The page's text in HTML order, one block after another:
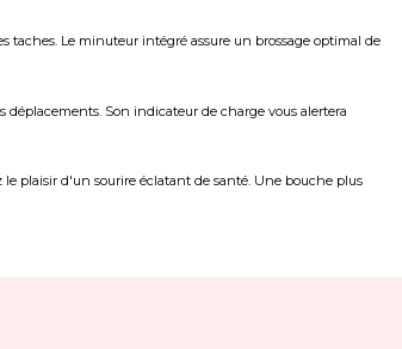
Le minuteur intégré assure un brossage optimal de
déplacements. Son indicateur de charge vous alertera
plaisir d'un sourire éclatant de santé. Une bouche plus